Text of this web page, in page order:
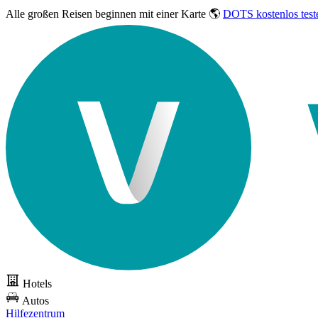
Alle großen Reisen beginnen mit einer Karte 🌎 DOTS kostenlos
Hotels
Autos
Hilfezentrum